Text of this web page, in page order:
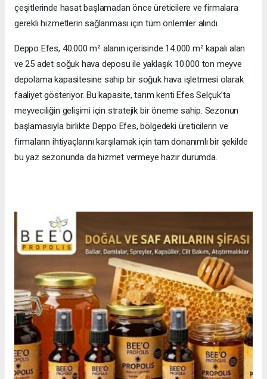
çeşitlerinde hasat başlamadan önce üreticilere ve firmalara
gerekli hizmetlerin sağlanması için tüm önlemler alındı.
Deppo Efes, 40.000 m² alanın içerisinde 14.000 m² kapalı alan
ve 25 adet soğuk hava deposu ile yaklaşık 10.000 ton meyve
depolama kapasitesine sahip bir soğuk hava işletmesi olarak
faaliyet gösteriyor. Bu kapasite, tarım kenti Efes Selçuk’ta
meyveciliğin gelişimi için stratejik bir öneme sahip. Sezonun
başlamasıyla birlikte Deppo Efes, bölgedeki üreticilerin ve
firmaların ihtiyaçlarını karşılamak için tam donanımlı bir şekilde
bu yaz sezonunda da hizmet vermeye hazır durumda.